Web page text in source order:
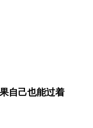
自己也能过着